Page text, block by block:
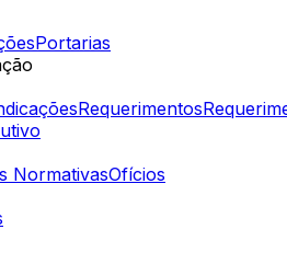
Portarias
Requerimentos
NormativasOfícios